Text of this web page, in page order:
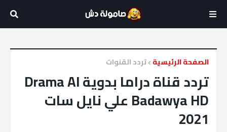
الصفحة الرئيسية تردد القنوات
تردد قناة دراما بدوية Drama Al
Badawya HD علي نايل سات
2021